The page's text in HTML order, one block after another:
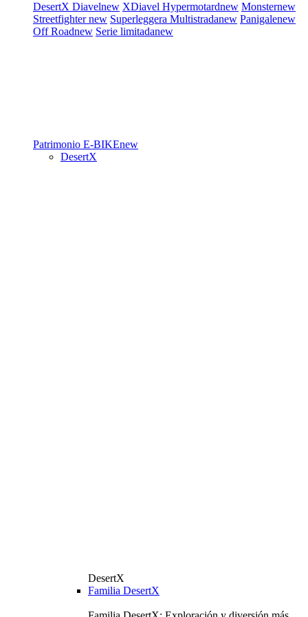
DesertX Diavelnew XDiavel Hypermotardnew Monsternew
Streetfighternew Superleggera Multistradanew Panigalenew
Off Roadnew Serie limitadanew
Patrimonio E-BIKEnew
DesertX
DesertX
Familia DesertX